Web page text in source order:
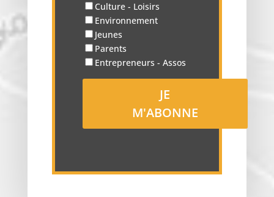
Culture - Loisirs
Environnement
Jeunes
Parents
Entrepreneurs - Assos